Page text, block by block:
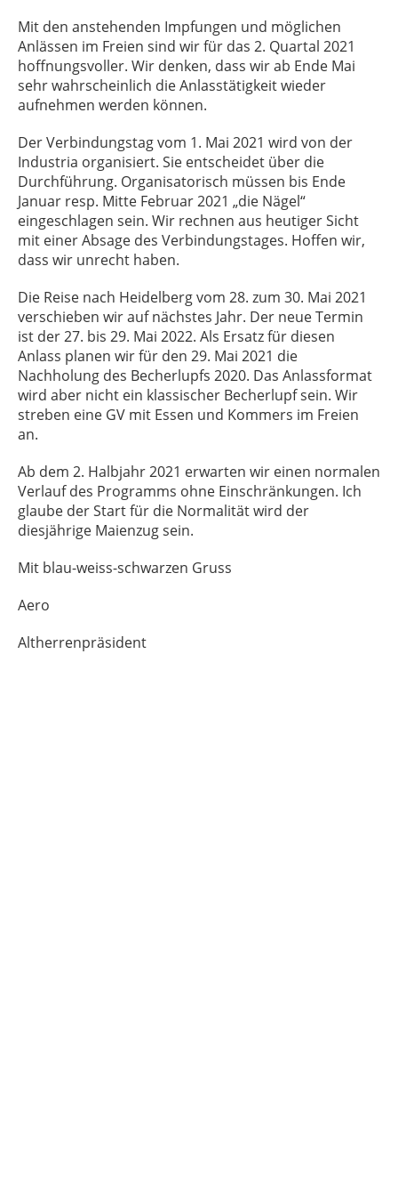
Mit den anstehenden Impfungen und möglichen
Anlässen im Freien sind wir für das 2. Quartal 2021
hoffnungsvoller. Wir denken, dass wir ab Ende Mai
sehr wahrscheinlich die Anlasstätigkeit wieder
aufnehmen werden können.
Der Verbindungstag vom 1. Mai 2021 wird von der
Industria organisiert. Sie entscheidet über die
Durchführung. Organisatorisch müssen bis Ende
Januar resp. Mitte Februar 2021 „die Nägel“
eingeschlagen sein. Wir rechnen aus heutiger Sicht
mit einer Absage des Verbindungstages. Hoffen wir,
dass wir unrecht haben.
Die Reise nach Heidelberg vom 28. zum 30. Mai 2021
verschieben wir auf nächstes Jahr. Der neue Termin
ist der 27. bis 29. Mai 2022. Als Ersatz für diesen
Anlass planen wir für den 29. Mai 2021 die
Nachholung des Becherlupfs 2020. Das Anlassformat
wird aber nicht ein klassischer Becherlupf sein. Wir
streben eine GV mit Essen und Kommers im Freien
an.
Ab dem 2. Halbjahr 2021 erwarten wir einen normalen
Verlauf des Programms ohne Einschränkungen. Ich
glaube der Start für die Normalität wird der
diesjährige Maienzug sein.
Mit blau-weiss-schwarzen Gruss
Aero
Altherrenpräsident